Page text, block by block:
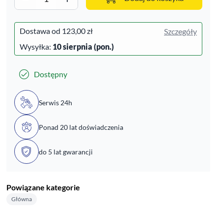
Dostawa od 123,00 zł
Szczegóły
Wysyłka: 10 sierpnia (pon.)
Dostępny
Serwis 24h
Ponad 20 lat doświadczenia
do 5 lat gwarancji
Powiązane kategorie
Główna